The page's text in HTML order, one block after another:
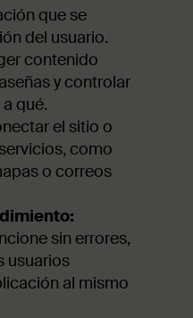
que se
del usuario.
contenido
y controlar
qué.
el sitio o
como
o correos
sin errores,
usuarios
al mismo